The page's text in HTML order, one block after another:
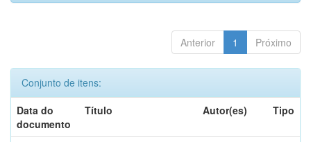
Anterior 1 Próximo
Conjunto de itens:
Data do
documento
Título Autor(es) Tipo